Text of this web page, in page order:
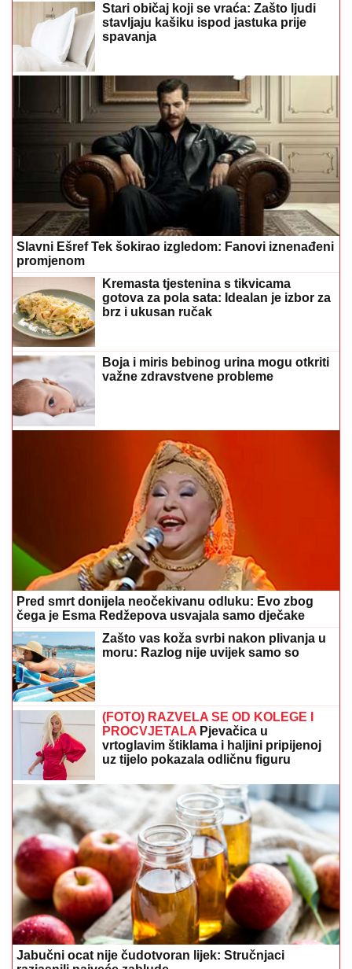
Stari običaj koji se vraća: Zašto ljudi
stavljaju kašiku ispod jastuka prije
spavanja
Slavni Ešref Tek šokirao izgledom: Fanovi iznenađeni
promjenom
Kremasta tjestenina s tikvicama
gotova za pola sata: Idealan je izbor za
brz i ukusan ručak
Boja i miris bebinog urina mogu otkriti
važne zdravstvene probleme
Pred smrt donijela neočekivanu odluku: Evo zbog
čega je Esma Redžepova usvajala samo dječake
Zašto vas koža svrbi nakon plivanja u
moru: Razlog nije uvijek samo so
(FOTO) RAZVELA SE OD KOLEGE I
PROCVJETALA Pjevačica u
vrtoglavim štiklama i haljini pripijenoj
uz tijelo pokazala odličnu figuru
Jabučni ocat nije čudotvoran lijek: Stručnjaci